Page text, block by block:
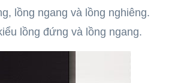
lồng ngang và lồng nghiêng.
lồng đứng và lồng ngang.